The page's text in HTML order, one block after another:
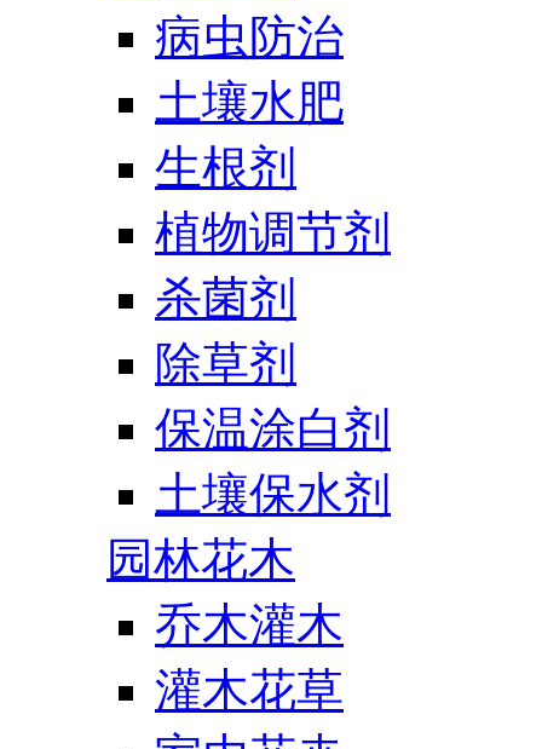
病虫防治
土壤水肥
生根剂
植物调节剂
杀菌剂
除草剂
保温涂白剂
土壤保水剂
园林花木
乔木灌木
灌木花草